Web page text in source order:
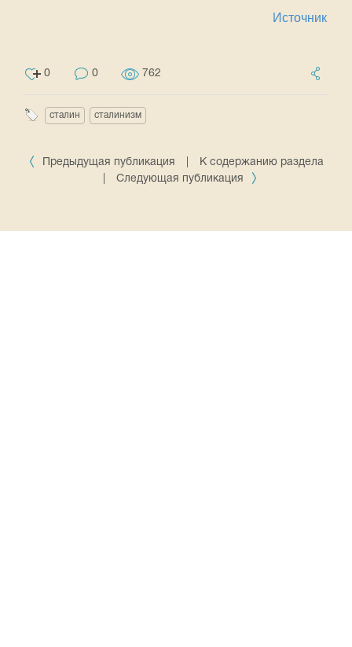
Источник
0 0 762
сталин сталинизм
Предыдущая публикация
К содержанию раздела
Следующая публикация